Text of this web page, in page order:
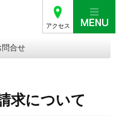
アクセス
合せ
求について